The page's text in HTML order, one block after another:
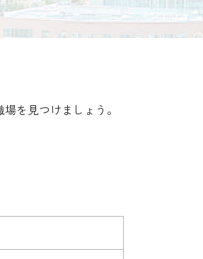
を見つけましょう。